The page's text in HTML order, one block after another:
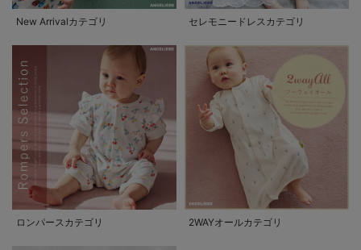
New Arrivalカテゴリ セレモニードレスカテゴリ
ロンパースカテゴリ 2WAYオールカテゴリ